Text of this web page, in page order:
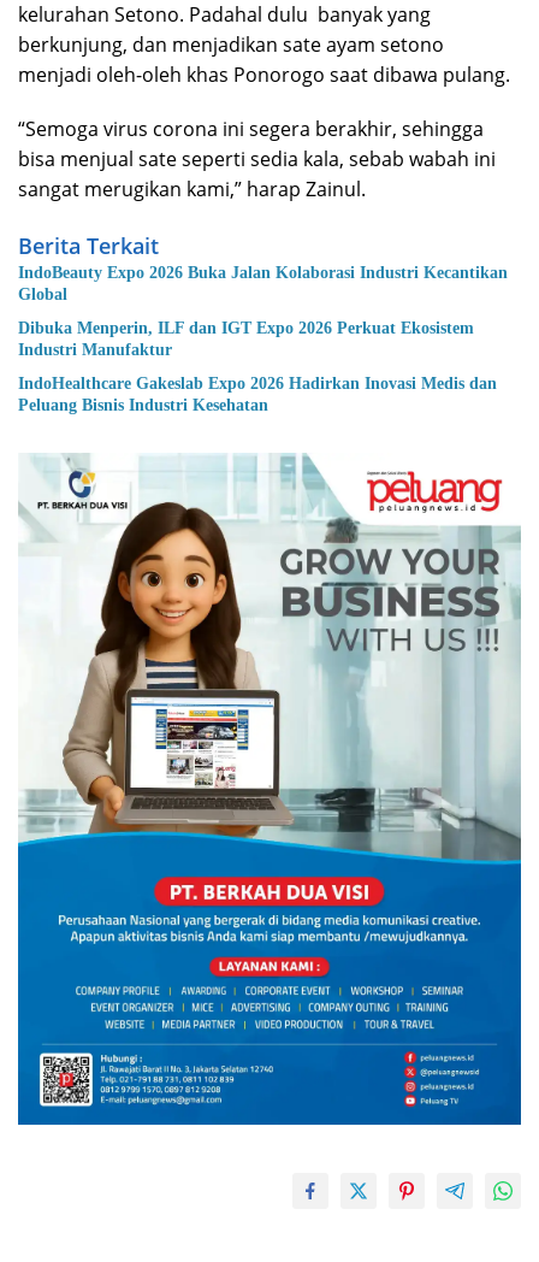
kelurahan Setono. Padahal dulu banyak yang
berkunjung, dan menjadikan sate ayam setono
menjadi oleh-oleh khas Ponorogo saat dibawa pulang.
“Semoga virus corona ini segera berakhir, sehingga
bisa menjual sate seperti sedia kala, sebab wabah ini
sangat merugikan kami,” harap Zainul.
Berita Terkait
IndoBeauty Expo 2026 Buka Jalan Kolaborasi Industri Kecantikan
Global
Dibuka Menperin, ILF dan IGT Expo 2026 Perkuat Ekosistem
Industri Manufaktur
IndoHealthcare Gakeslab Expo 2026 Hadirkan Inovasi Medis dan
Peluang Bisnis Industri Kesehatan